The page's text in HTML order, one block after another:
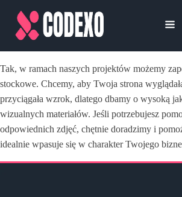
Tak, w ramach naszych projektów możemy
stockowe. Chcemy, aby Twoja strona
przyciągała wzrok, dlatego dbamy o wysoką
wizualnych materiałów. Jeśli potrzebujesz
odpowiednich zdjęć, chętnie doradzimy i
idealnie wpasuje się w charakter Twojego